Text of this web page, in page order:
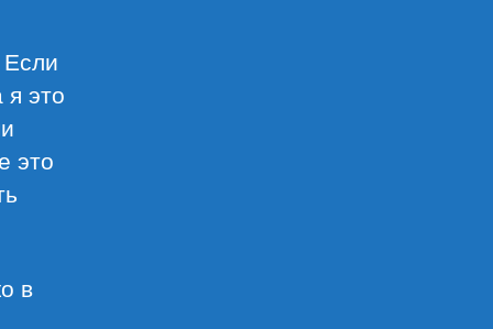
я это
это
в